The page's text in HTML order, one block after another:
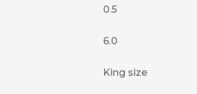
0.5
6.0
King size